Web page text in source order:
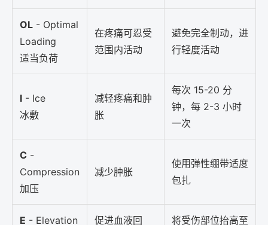
OL - Optimal
Loading
适当负荷
在疼痛可忍受
范围内活动
避免完全制动，进
行轻度活动
I - Ice
冰敷
减轻疼痛和肿
胀
每次 15-20 分
钟，每 2-3 小时
一次
C -
Compression
加压
减少肿胀
使用弹性绷带适度
包扎
E - Elevation
促进血液回
将受伤部位抬高至